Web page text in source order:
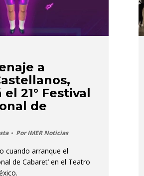
a
21° Festival
de
PorIMER Noticias
cuando arranque el
de Cabaret’ en el Teatro